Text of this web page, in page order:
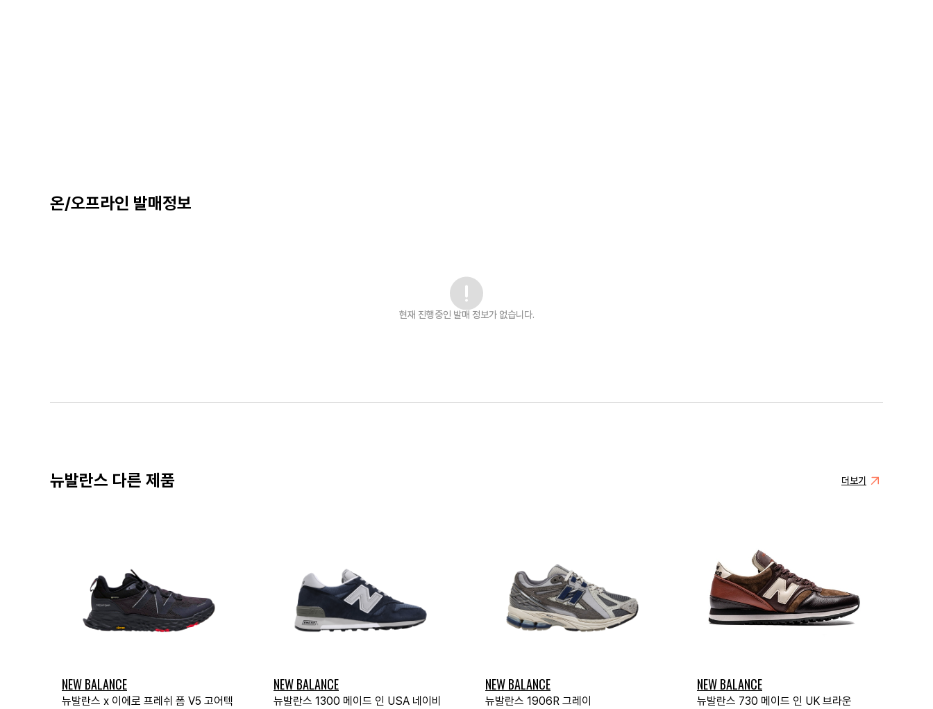
온/오프라인 발매정보
현재 진행중인 발매 정보가 없습니다.
뉴발란스 다른 제품 더보기
NEW BALANCE
뉴발란스 x 이에로 프레쉬 폼 V5 고어텍
NEW BALANCE
뉴발란스 1300 메이드 인 USA 네이비
NEW BALANCE
뉴발란스 1906R 그레이
NEW BALANCE
뉴발란스 730 메이드 인 UK 브라운